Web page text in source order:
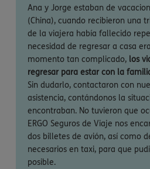
Ana y Jorge estaban de
(China), cuando recibieron una
de la viajera había fallecido
necesidad de regresar a casa
momento tan complicado, los
regresar para estar con la
Sin dudarlo, contactaron con
asistencia, contándonos la
encontraban. No tuvieron que
ERGO Seguros de Viaje nos
dos billetes de avión, así como
necesarios en taxi, para que
posible.